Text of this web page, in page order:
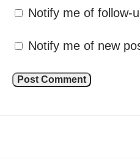
Notify me of follow-
Notify me of new